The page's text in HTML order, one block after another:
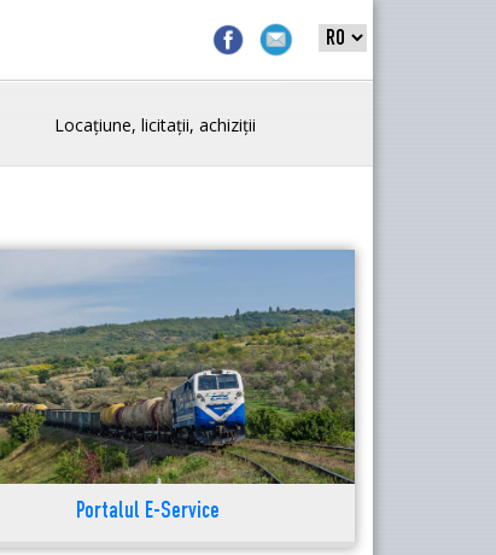
Locațiune, licitații, achiziții
Portalul E-Service